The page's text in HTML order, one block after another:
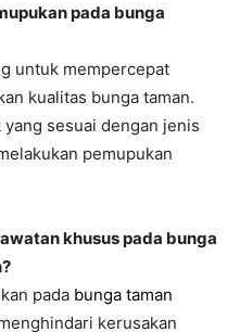
pada bunga
untuk mempercepat
kualitas bunga taman.
sesuai dengan jenis
pemupukan
khusus pada bunga
pada bunga taman
kerusakan